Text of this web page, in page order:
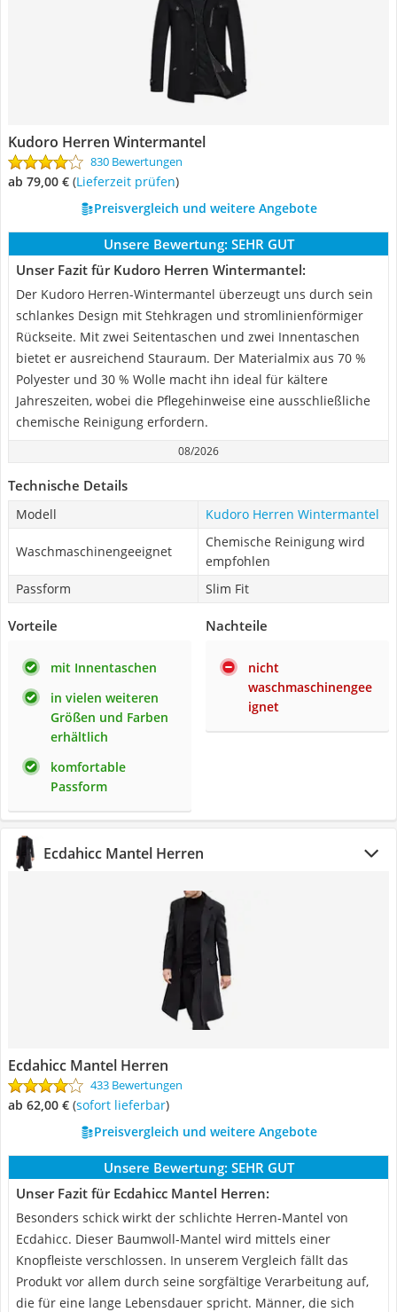
Kudoro Herren Wintermantel
830 Bewertungen
ab 79,00 € (Lieferzeit prüfen)
Preisvergleich und weitere Angebote
Unsere Bewertung: SEHR GUT
Unser Fazit für Kudoro Herren Wintermantel:
Der Kudoro Herren-Wintermantel überzeugt uns durch sein
schlankes Design mit Stehkragen und stromlinienförmiger
Rückseite. Mit zwei Seitentaschen und zwei Innentaschen
bietet er ausreichend Stauraum. Der Materialmix aus 70 %
Polyester und 30 % Wolle macht ihn ideal für kältere
Jahreszeiten, wobei die Pflegehinweise eine ausschließliche
chemische Reinigung erfordern.
08/2026
Technische Details
Modell Kudoro Herren Wintermantel
Waschmaschinengeeignet
Chemische Reinigung wird
empfohlen
Passform
Slim Fit
Vorteile
mit Innentaschen
in vielen weiteren
Größen und Farben
erhältlich
komfortable
Passform
Nachteile
nicht
waschmaschinengee
ignet
Ecdahicc Mantel Herren
Ecdahicc Mantel Herren
433 Bewertungen
ab 62,00 € ( Sofort lieferbar)
Preisvergleich und weitere Angebote
Unsere Bewertung: SEHR GUT
Unser Fazit für Ecdahicc Mantel Herren:
Besonders schick wirkt der schlichte Herren-Mantel von
Ecdahicc. Dieser Baumwoll-Mantel wird mittels einer
Knopfleiste verschlossen. In unserem Vergleich fällt das
Produkt vor allem durch seine sorgfältige Verarbeitung auf,
die für eine lange Lebensdauer spricht. Männer, die sich